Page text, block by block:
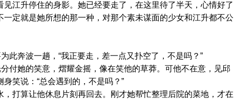
升停住的身影。她已经要走了，在这里待了半天，心情好了
定就是她所想的那一种，对那个素未谋面的少女和江升都不公
奔波一趟，“我正要走，差一点又扑空了，不是吗？”
她的笑意，熠耀金摇，像在笑他的草莽。可他不在意，见邱
笑说：“总会遇到的，不是吗？”
算让他休息片刻再回去。刚才她帮忙整理后院的菜地，才在